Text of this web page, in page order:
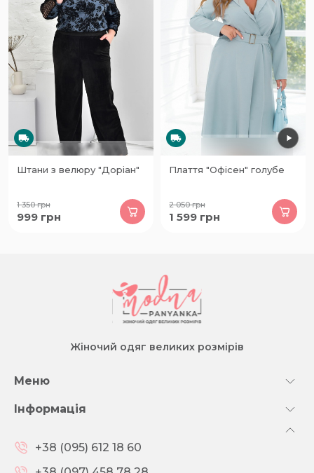
Штани з велюру "Доріан"
1 350грн
999 грн
Плаття "Офісен" голубе
2 050грн
1 599 грн
Жіночий одяг великих розмірів
Меню
Інформація
+38 (095) 612 18 60